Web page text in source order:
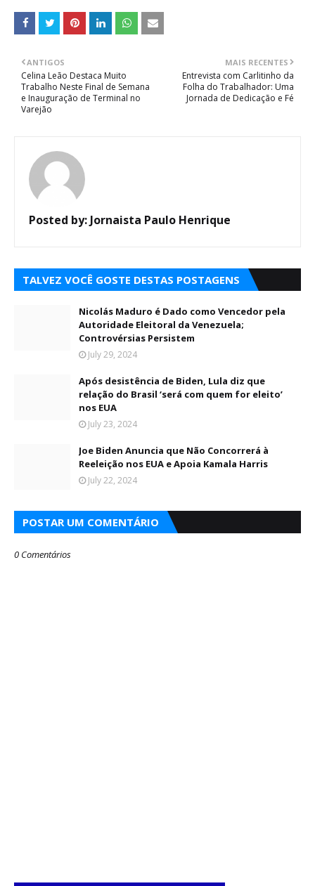
MAIS RECENTES
Entrevista com Carlitinho da
Folha do Trabalhador: Uma
Jornada de Dedicação e Fé
ANTIGOS
Celina Leão Destaca Muito
Trabalho Neste Final de Semana
e Inauguração de Terminal no
Varejão
Posted by: Jornaista Paulo Henrique
TALVEZ VOCÊ GOSTE DESTAS POSTAGENS
Nicolás Maduro é Dado como Vencedor pela
Autoridade Eleitoral da Venezuela;
Controvérsias Persistem
July 29, 2024
Após desistência de Biden, Lula diz que
relação do Brasil ‘será com quem for eleito’
nos EUA
July 23, 2024
Joe Biden Anuncia que Não Concorrerá à
Reeleição nos EUA e Apoia Kamala Harris
July 22, 2024
POSTAR UM COMENTÁRIO
0 Comentários